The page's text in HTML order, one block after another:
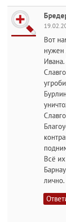
Вот
нужен
Всё
лично.